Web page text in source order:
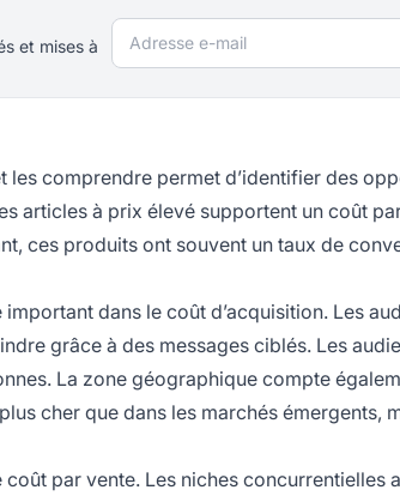
et mises à
Adresse e-mail
comprendre permet d’identifier des
articles à prix élevé supportent un coût
ces produits ont souvent un taux de
dans le coût d’acquisition. Les
grâce à des messages ciblés. Les
La zone géographique compte
cher que dans les marchés émergents,
par vente. Les niches concurrentielles